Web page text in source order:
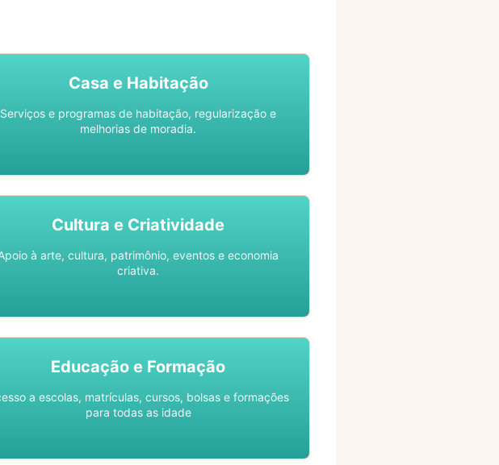
Casa e Habitação
Serviços e programas de habitação, regularização e
melhorias de moradia.
Cultura e Criatividade
à arte, cultura, patrimônio, eventos e economia
criativa.
Educação e Formação
a escolas, matrículas, cursos, bolsas e formações
para todas as idade